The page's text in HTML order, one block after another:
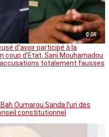
© DR
d’avoir participé à la
coup d’Etat, Sani Mouhamadou
accusations totalement fausses
Oumarou Sanda l’un des
constitutionnel